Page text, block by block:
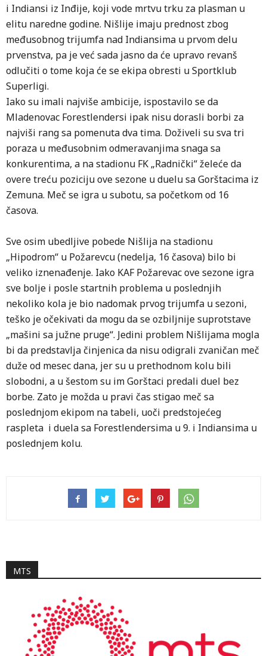
i Indiansi iz Inđije, koji vode mrtvu trku za plasman u
elitu naredne godine. Nišlije imaju prednost zbog
međusobnog trijumfa nad Indiansima u prvom delu
prvenstva, pa je već sada jasno da će upravo revanš
odlučiti o tome koja će se ekipa obresti u Sportklub
Superligi.
Iako su imali najviše ambicije, ispostavilo se da
Mladenovac Forestlendersi ipak nisu dorasli borbi za
najviši rang sa pomenuta dva tima. Doživeli su sva tri
poraza u međusobnim odmeravanjima snaga sa
konkurentima, a na stadionu FK „Radnički“ želeće da
overe treću poziciju ove sezone u duelu sa Gorštacima iz
Zemuna. Meč se igra u subotu, sa početkom od 16
časova.
Sve osim ubedljive pobede Nišlija na stadionu
„Hipodrom“ u Požarevcu (nedelja, 16 časova) bilo bi
veliko iznenađenje. Iako KAF Požarevac ove sezone igra
sve bolje i posle startnih problema u poslednjih
nekoliko kola je bio nadomak prvog trijumfa u sezoni,
teško je očekivati da mogu da se ozbiljnije suprotstave
„mašini sa južne pruge“. Jedini problem Nišlijama mogla
bi da predstavlja činjenica da nisu odigrali zvaničan meč
duže od mesec dana, jer su u prethodnom kolu bili
slobodni, a u šestom su im Gorštaci predali duel bez
borbe. Zato je možda u pravi čas stigao meč sa
poslednjom ekipom na tabeli, uoči predstojećeg
raspleta i duela sa Forestlendersima u 9. i Indiansima u
poslednjem kolu.
MTS